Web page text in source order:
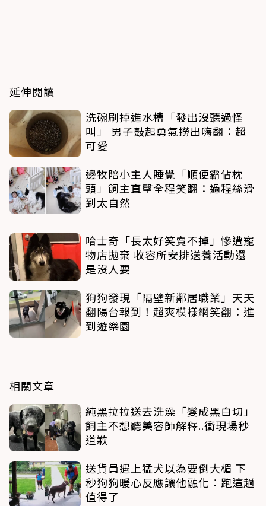
延伸閱讀
洗碗刷掉進水槽「發出沒聽過怪
叫」 男子鼓起勇氣撈出嗨翻：超
可愛
邊牧陪小主人睡覺「順便霸佔枕
頭」飼主直擊全程笑翻：過程絲滑
到太自然
哈士奇「長太好笑賣不掉」慘遭寵
物店拋棄 收容所安排送養活動還
是沒人要
狗狗發現「隔壁新鄰居職業」天天
翻陽台報到！超爽模樣網笑翻：進
到遊樂園
相關文章
純黑拉拉送去洗澡「變成黑白切」
飼主不想聽美容師解釋..衝現場秒
道歉
送貨員遇上猛犬以為要倒大楣 下
秒狗狗暖心反應讓他融化：跑這趟
值得了